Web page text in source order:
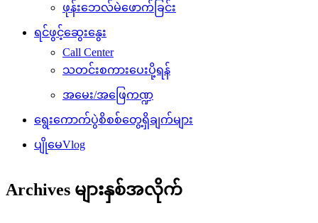
ဖုန်းဘေလ်မဲဖောက်ခြင်း
ရင်ဖွင့်ဆွေးနွေး
Call Center
သတင်းစကားပေးပို့ရန်
အမေး/အဖြေကဏ္ဍ
ရွေးကောက်ပွဲစိစစ်တွေ့ရှိချက်များ
ပျိုမေVlog
Archives များနှစ်အလိုက်